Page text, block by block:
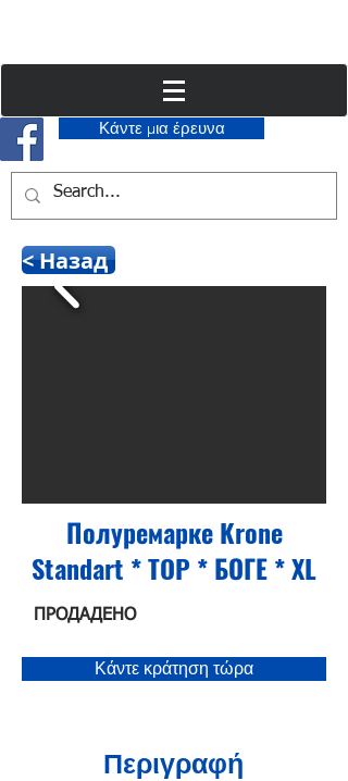
Κάντε μια έρευνα
< Назад
Полуремарке Krone
Standart * TOP * БОГЕ * XL
ПРОДАДЕНО
Κάντε κράτηση τώρα
Περιγραφή